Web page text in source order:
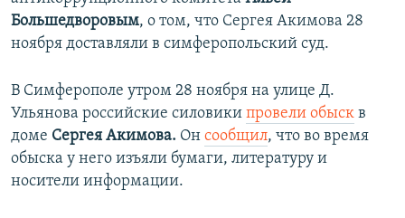
Большедворовым, о том, что Сергея Акимова 28
ноября доставляли в симферопольский суд.
В Симферополе утром 28 ноября на улице Д.
Ульянова российские силовики провели обыск в
доме Сергея Акимова. Он сообщил, что во время
обыска у него изъяли бумаги, литературу и
носители информации. ​